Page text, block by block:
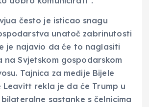
često je isticao snagu
unatoč zabrinutosti
je najavio da će to naglasiti
na Svjetskom gospodarskom
Tajnica za medije Bijele
Leavitt rekla je da će Trump u
sastanke s čelnicima